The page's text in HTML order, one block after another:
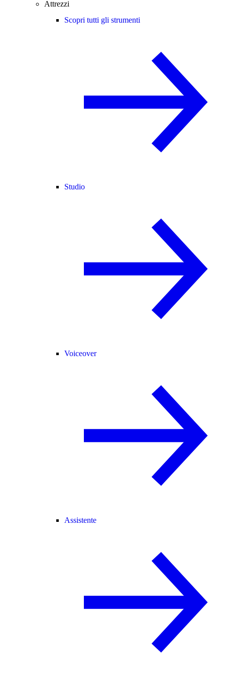
Attrezzi
Scopri tutti gli strumenti
Studio
Voiceover
Assistente